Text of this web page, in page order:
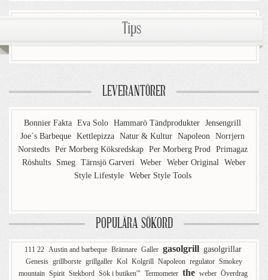
Tips
LEVERANTÖRER
Bonnier Fakta Eva Solo Hammarö Tändprodukter Jensengrill
Joe´s Barbeque Kettlepizza Natur & Kultur Napoleon Norrjern
Norstedts Per Morberg Köksredskap Per Morberg Prod Primagaz
Röshults
Smeg Tärnsjö Garveri Weber Weber Original Weber
Style Lifestyle Weber Style Tools
POPULÄRA SÖKORD
111 22 Austin and barbeque Brännare Galler gasolgrill gasolgrillar
Genesis grillborste grillgaller Kol Kolgrill Napoleon regulator Smokey
mountain Spirit Stekbord Sök i butiken'" Termometer the weber Överdrag